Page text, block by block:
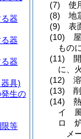
(7)
使
(8)
地
(9)
表
(10)
もの
(11)
に、
(12)
(13)
(14)
イ
ロ
メ
器
器
器
具)
生の
等